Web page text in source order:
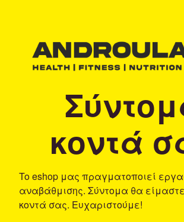
κοντά
To eshop μας πραγματοποιεί
αναβάθμισης. Σύντομα θα
κοντά σας. Ευχαριστούμε!